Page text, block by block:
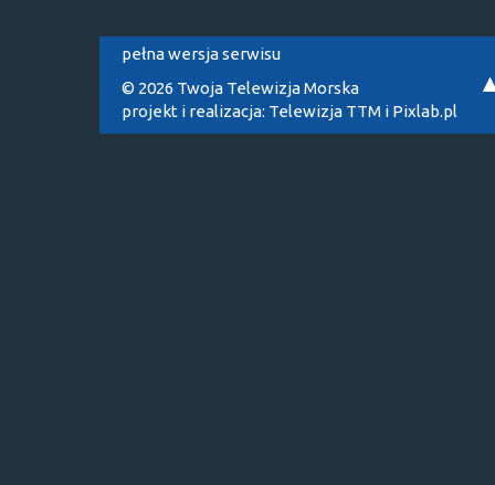
pełna wersja serwisu
© 2026 Twoja Telewizja Morska
projekt i realizacja: Telewizja TTM i Pixlab.pl